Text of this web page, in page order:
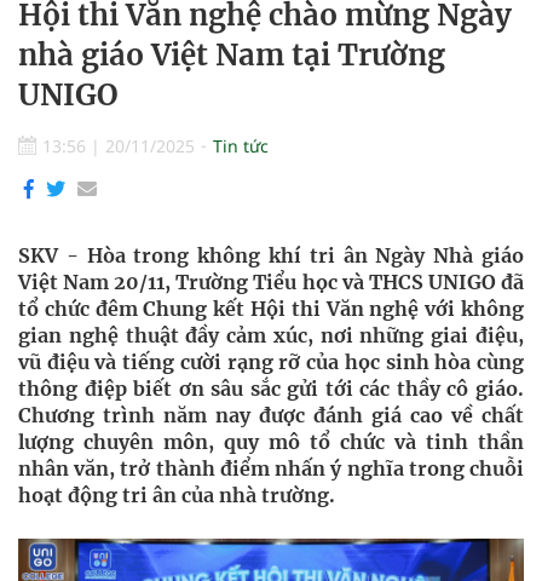
Hội thi Văn nghệ chào mừng Ngày
nhà giáo Việt Nam tại Trường
UNIGO
13:56 | 20/11/2025 Tin tức
SKV - Hòa trong không khí tri ân Ngày Nhà giáo
Việt Nam 20/11, Trường Tiểu học và THCS UNIGO đã
tổ chức đêm Chung kết Hội thi Văn nghệ với không
gian nghệ thuật đầy cảm xúc, nơi những giai điệu,
vũ điệu và tiếng cười rạng rỡ của học sinh hòa cùng
thông điệp biết ơn sâu sắc gửi tới các thầy cô giáo.
Chương trình năm nay được đánh giá cao về chất
lượng chuyên môn, quy mô tổ chức và tinh thần
nhân văn, trở thành điểm nhấn ý nghĩa trong chuỗi
hoạt động tri ân của nhà trường.